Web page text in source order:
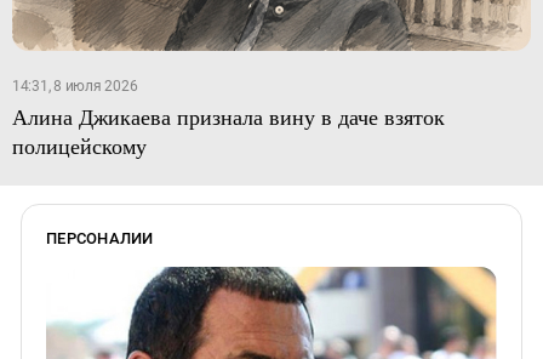
14:31, 8 июля 2026
Алина Джикаева признала вину в даче взяток
полицейскому
ПЕРСОНАЛИИ